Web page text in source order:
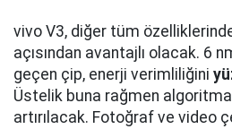
vivo V3, diğer tüm
açısından avantajlı olacak. 6
geçen çip, enerji verimliliğini
Üstelik buna rağmen
artırılacak. Fotoğraf ve video